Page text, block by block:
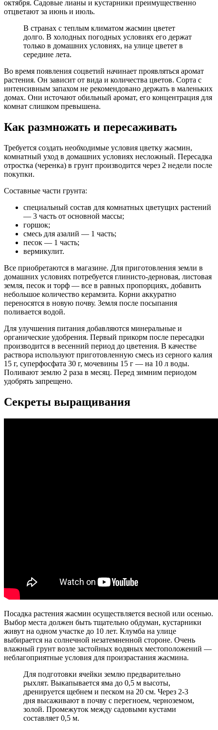
октября. Садовые лианы и кустарники преимущественно
отцветают за июнь и июль.
В странах с теплым климатом жасмин цветет
долго. В холодных погодных условиях его держат
только в домашних условиях, на улице цветет в
середине лета.
Во время появления соцветий начинает проявляться аромат
растения. Он зависит от вида и количества цветов. Сорта с
интенсивным запахом не рекомендовано держать в маленьких
домах. Они источают обильный аромат, его концентрация для
комнат слишком превышена.
Как размножать и пересаживать
Требуется создать необходимые условия цветку жасмин,
комнатный уход в домашних условиях несложный. Пересадка
отростка (черенка) в грунт производится через 2 недели после
покупки.
Составные части грунта:
специальный состав для комнатных цветущих растений
— 3 часть от основной массы;
горшок;
смесь для азалий — 1 часть;
песок — 1 часть;
вермикулит.
Все приобретаются в магазине. Для приготовления земли в
домашних условиях потребуется глинисто-дерновая, листовая
земля, песок и торф — все в равных пропорциях, добавить
небольшое количество керамзита. Корни аккуратно
переносятся в новую почву. Земля после посыпания
поливается водой.
Для улучшения питания добавляются минеральные и
органические удобрения. Первый прикорм после пересадки
производится в весенний период до цветения. В качестве
раствора используют приготовленную смесь из серного калия
15 г, суперфосфата 30 г, мочевины 15 г — на 10 л воды.
Поливают землю 2 раза в месяц. Перед зимним периодом
удобрять запрещено.
Секреты выращивания
Посадка растения жасмин осуществляется весной или осенью.
Выбор места должен быть тщательно обдуман, кустарники
живут на одном участке до 10 лет. Клумба на улице
выбирается на солнечной незатемненной стороне. Очень
влажный грунт возле застойных водяных местоположений —
неблагоприятные условия для произрастания жасмина.
Для подготовки ячейки землю предварительно
рыхлят. Выкапывается яма до 0,5 м высоты,
дренируется щебнем и песком на 20 см. Через 2-3
дня высаживают в почву с перегноем, черноземом,
золой. Промежуток между садовыми кустами
составляет 0,5 м.